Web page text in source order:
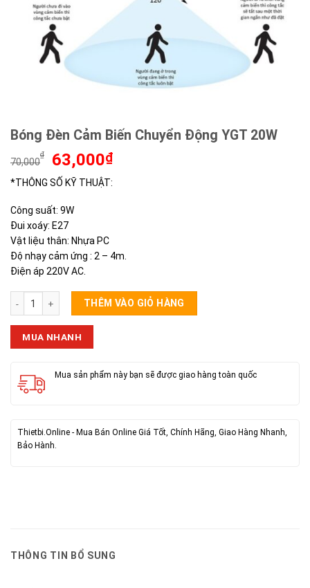
Bóng Đèn Cảm Biến Chuyển Động YGT 20W
70,000
₫
Giá
gốc
là:
70,000₫.
63,000₫Giá
*THÔNG SỐ KỸ THUẬT:
Công suất: 9W
Đui xoáy: E27
Vật liệu thân: Nhựa PC
Độ nhạy cảm ứng : 2 – 4m.
Điện áp 220V AC.
Bóng Đèn Cảm Biến Chuyển Động YGT 20W số lượng
THÊM VÀO GIỎ HÀNG
MUA NHANH
Mua sản phẩm này bạn sẽ được giao hàng toàn quốc
Thietbi.Online - Mua Bán Online Giá Tốt, Chính Hãng, Giao Hàng Nhanh,
Bảo Hành.
THÔNG TIN BỔ SUNG